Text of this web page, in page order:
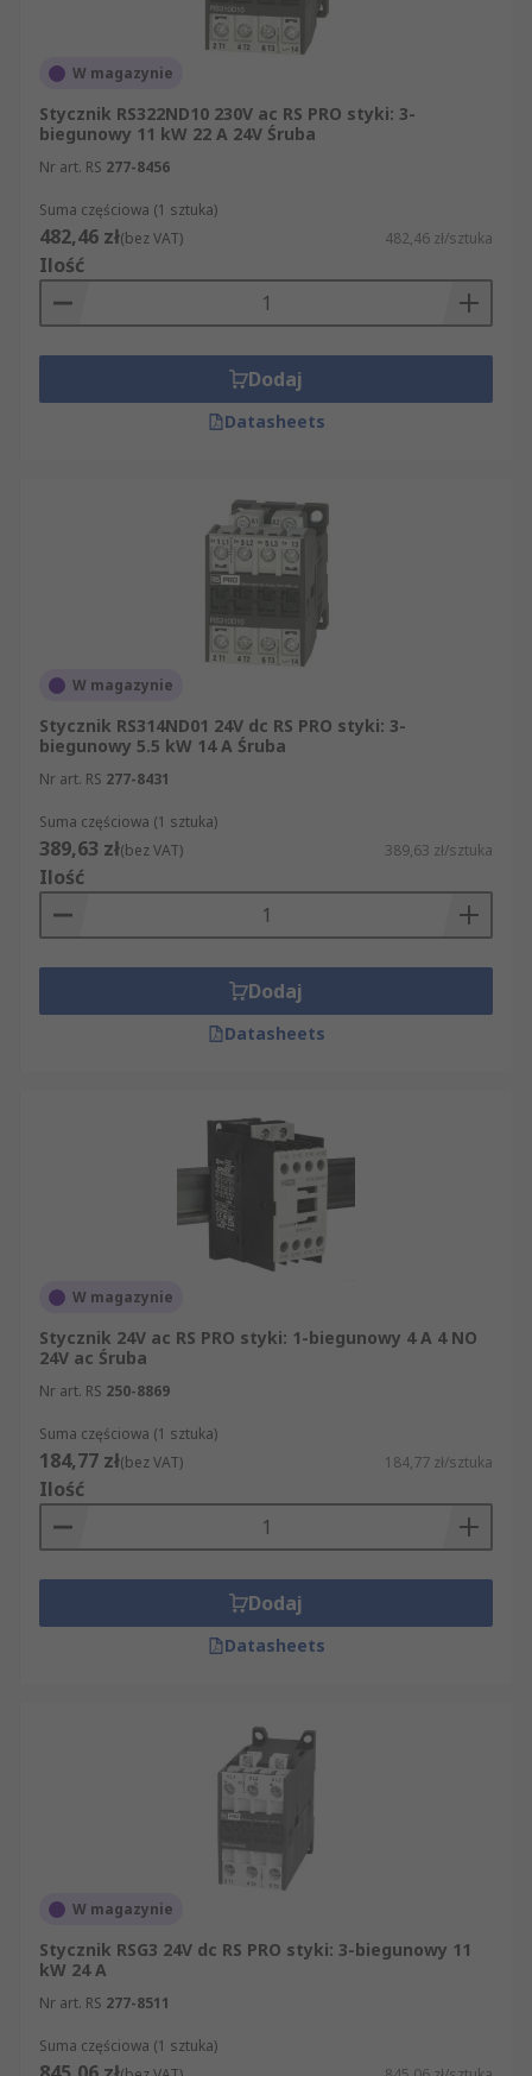
W magazynie
Stycznik RS322ND10 230V ac RS PRO styki: 3-
biegunowy 11 kW 22 A 24V Śruba
Nr art. RS 277-8456
Suma częściowa (1 sztuka)
482,46 zł(bez VAT) 482,46 zł/sztuka
Ilość
Dodaj
Datasheets
W magazynie
Stycznik RS314ND01 24V dc RS PRO styki: 3-
biegunowy 5.5 kW 14 A Śruba
Nr art. RS 277-8431
Suma częściowa (1 sztuka)
389,63 zł(bez VAT) 389,63 zł/sztuka
Ilość
Dodaj
Datasheets
W magazynie
Stycznik 24V ac RS PRO styki: 1-biegunowy 4 A 4 NO
24V ac Śruba
Nr art. RS 250-8869
Suma częściowa (1 sztuka)
184,77 zł(bez VAT) 184,77 zł/sztuka
Ilość
Dodaj
Datasheets
W magazynie
Stycznik RSG3 24V dc RS PRO styki: 3-biegunowy 11
kW 24 A
Nr art. RS 277-8511
Suma częściowa (1 sztuka)